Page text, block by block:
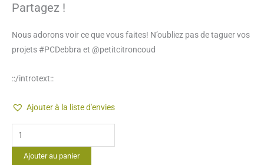
Partagez !
Nous adorons voir ce que vous faites! N’oubliez pas de taguer vos
projets #PCDebbra et @petitcitroncoud
::/introtext::
Ajouter à la liste d'envies
quantité
de
Patron
Ajouter au panier